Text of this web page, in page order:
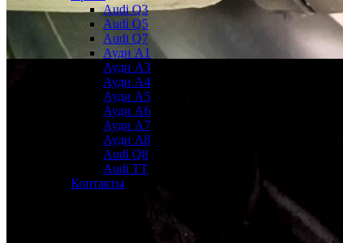
Audi Q3
Audi Q5
Audi Q7
Ауди А1
Ауди А3
Ауди А4
Ауди A5
Ауди А6
Ауди А7
Ауди A8
Audi Q8
Audi TT
Контакты